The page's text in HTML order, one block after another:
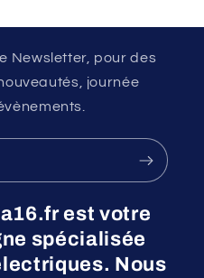
Newsletter, pour des
journée
est votre
spécialisée
Nous